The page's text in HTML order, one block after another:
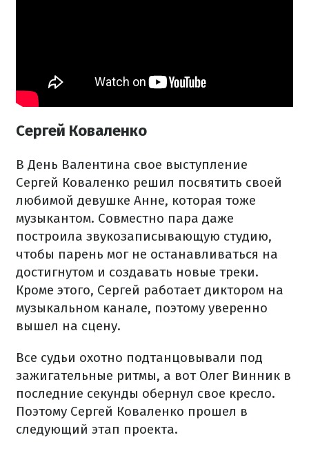
Сергей Коваленко
В День Валентина свое выступление
Сергей Коваленко решил посвятить своей
любимой девушке Анне, которая тоже
музыкантом. Совместно пара даже
построила звукозаписывающую студию,
чтобы парень мог не останавливаться на
достигнутом и создавать новые треки.
Кроме этого, Сергей работает диктором на
музыкальном канале, поэтому уверенно
вышел на сцену.
Все судьи охотно подтанцовывали под
зажигательные ритмы, а вот Олег Винник в
последние секунды обернул свое кресло.
Поэтому Сергей Коваленко прошел в
следующий этап проекта.